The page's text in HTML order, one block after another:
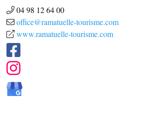
04 98 12 64 00
office@ramatuelle-tourisme.com
www.ramatuelle-tourisme.com